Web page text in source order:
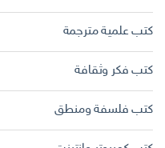
كتب علمية مترجمة
كتب فكر وثقافة
كتب فلسفة ومنطق